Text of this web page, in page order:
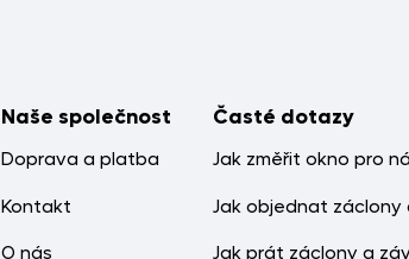
Naše společnost
Doprava a platba
Kontakt
O nás
Časté dotazy
Jak změřit okno pro
Jak objednat záclony
Jak prát záclony a